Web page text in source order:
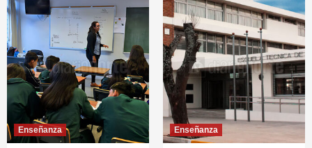
Enseñanza Enseñanza